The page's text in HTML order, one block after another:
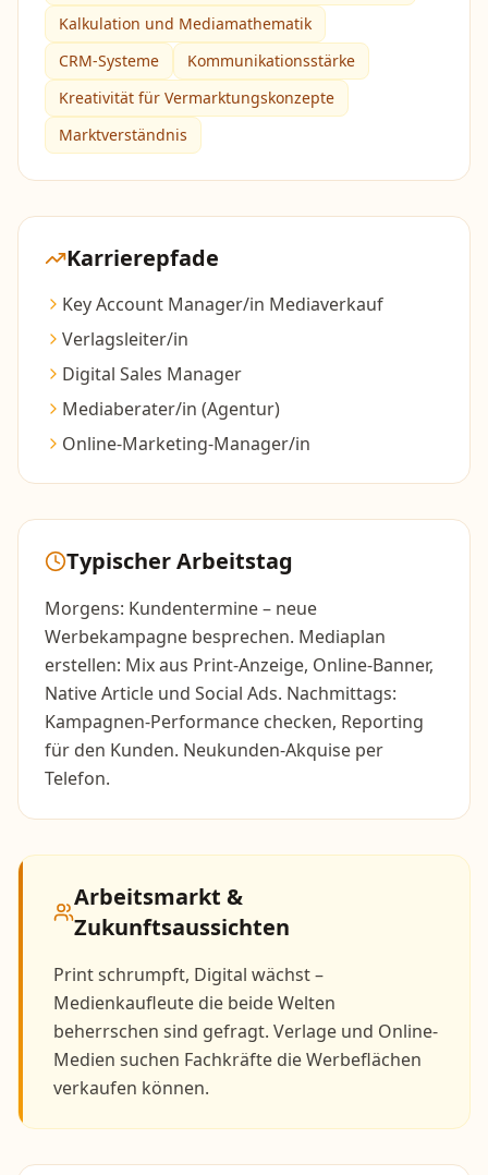
Kalkulation und Mediamathematik
CRM-Systeme
Kommunikationsstärke
Kreativität für Vermarktungskonzepte
Marktverständnis
Karrierepfade
Key Account Manager/in Mediaverkauf
Verlagsleiter/in
Digital Sales Manager
Mediaberater/in (Agentur)
Online-Marketing-Manager/in
Typischer Arbeitstag
Morgens: Kundentermine – neue
Werbekampagne besprechen. Mediaplan
erstellen: Mix aus Print-Anzeige, Online-Banner,
Native Article und Social Ads. Nachmittags:
Kampagnen-Performance checken, Reporting
für den Kunden. Neukunden-Akquise per
Telefon.
Arbeitsmarkt &
Zukunftsaussichten
Print schrumpft, Digital wächst –
Medienkaufleute die beide Welten
beherrschen sind gefragt. Verlage und Online-
Medien suchen Fachkräfte die Werbeflächen
verkaufen können.